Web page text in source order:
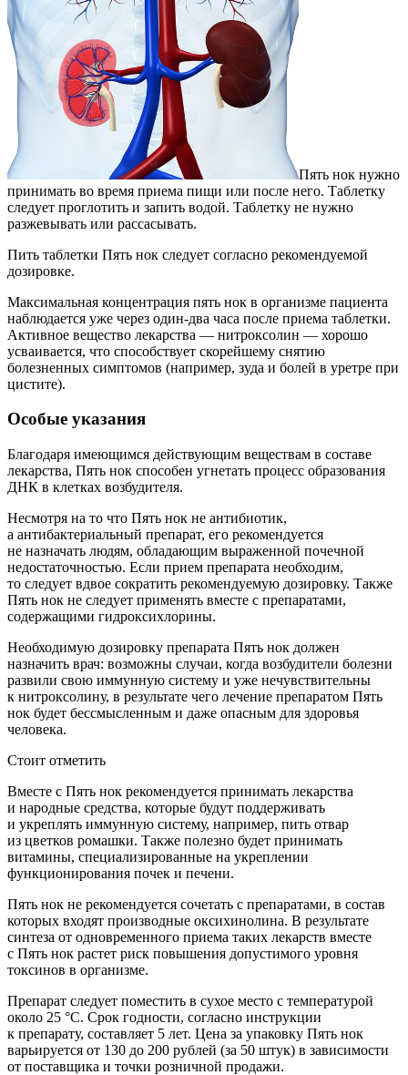
Пять нок нужно
принимать во время приема пищи или после него. Таблетку
следует проглотить и запить водой. Таблетку не нужно
разжевывать или рассасывать.
Пить таблетки Пять нок следует согласно рекомендуемой
дозировке.
Максимальная концентрация пять нок в организме пациента
наблюдается уже через один-два часа после приема таблетки.
Активное вещество лекарства — нитроксолин — хорошо
усваивается, что способствует скорейшему снятию
болезненных симптомов (например, зуда и болей в уретре при
цистите).
Особые указания
Благодаря имеющимся действующим веществам в составе
лекарства, Пять нок способен угнетать процесс образования
ДНК в клетках возбудителя.
Несмотря на то что Пять нок не антибиотик,
а антибактериальный препарат, его рекомендуется
не назначать людям, обладающим выраженной почечной
недостаточностью. Если прием препарата необходим,
то следует вдвое сократить рекомендуемую дозировку. Также
Пять нок не следует применять вместе с препаратами,
содержащими гидроксихлорины.
Необходимую дозировку препарата Пять нок должен
назначить врач: возможны случаи, когда возбудители болезни
развили свою иммунную систему и уже нечувствительны
к нитроксолину, в результате чего лечение препаратом Пять
нок будет бессмысленным и даже опасным для здоровья
человека.
Стоит отметить
Вместе с Пять нок рекомендуется принимать лекарства
и народные средства, которые будут поддерживать
и укреплять иммунную систему, например, пить отвар
из цветков ромашки. Также полезно будет принимать
витамины, специализированные на укреплении
функционирования почек и печени.
Пять нок не рекомендуется сочетать с препаратами, в состав
которых входят производные оксихинолина. В результате
синтеза от одновременного приема таких лекарств вместе
с Пять нок растет риск повышения допустимого уровня
токсинов в организме.
Препарат следует поместить в сухое место с температурой
около 25 °C. Срок годности, согласно инструкции
к препарату, составляет 5 лет. Цена за упаковку Пять нок
варьируется от 130 до 200 рублей (за 50 штук) в зависимости
от поставщика и точки розничной продажи.